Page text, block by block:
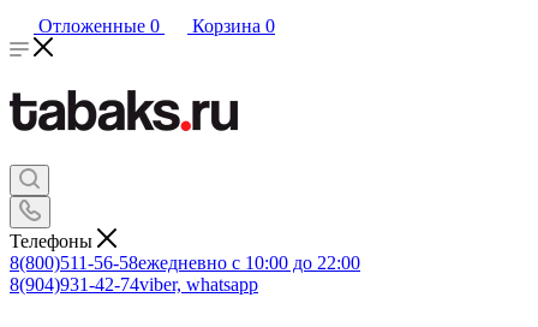
Отложенные 0 Корзина 0
Телефоны
8(800)511-56-58ежедневно с 10:00 до 22:00
8(904)931-42-74viber, whatsapp